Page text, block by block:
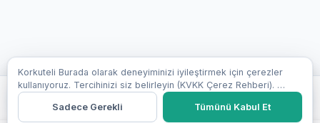
Ara
Korkuteli Burada olarak deneyiminizi iyileştirmek için çerezler
kullanıyoruz. Tercihinizi siz belirleyin (KVKK Çerez Rehberi).
Detaylı bilgi →
Sadece Gerekli
Tümünü Kabul Et